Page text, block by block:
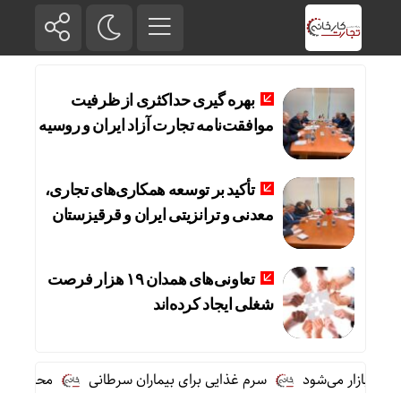
بهره گیری حداکثری از ظرفیت
موافقت‌نامه تجارت آزاد ایران و روسیه
تأکید بر توسعه همکاری‌های تجاری،
معدنی و ترانزیتی ایران و قرقیزستان
تعاونی‌های همدان ۱۹ هزار فرصت
شغلی ایجاد کرده‌اند
سرم غذایی برای بیماران سرطانی
محدودکردن زمان غذاخوردن